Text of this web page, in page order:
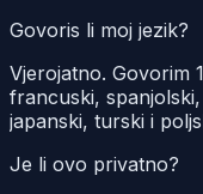
Govoris li moj jezik?
Vjerojatno. Govorim
francuski,
japanski, turski i
Je li ovo privatno?